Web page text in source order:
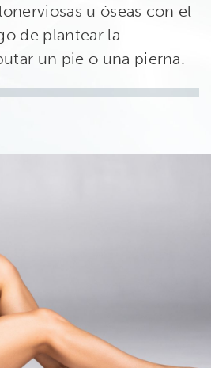
u óseas con el
de plantear la
un pie o una pierna.